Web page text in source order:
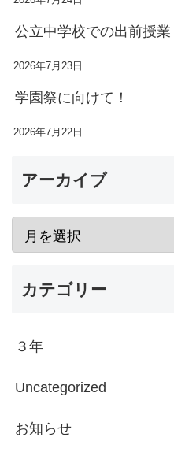
公立中学校での出前授業
2026年7月23日
学園祭に向けて！
2026年7月22日
アーカイブ
カテゴリー
３年
Uncategorized
お知らせ